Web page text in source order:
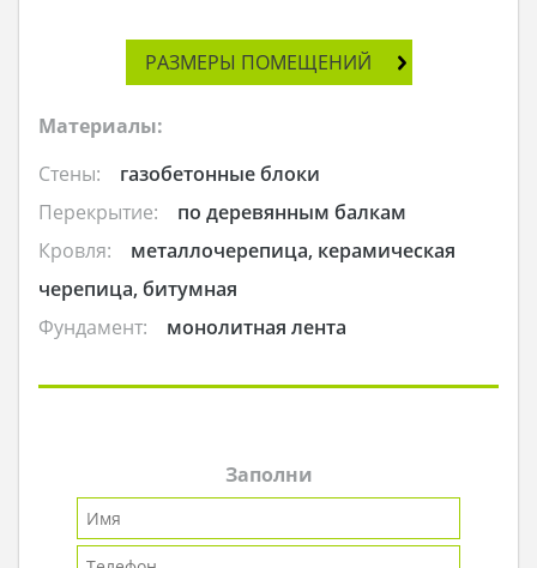
РАЗМЕРЫ ПОМЕЩЕНИЙ
Материалы:
Стены:
газобетонные блоки
Перекрытие:
по деревянным балкам
Кровля:
металлочерепица, керамическая
черепица, битумная
Фундамент:
монолитная лента
Заполни